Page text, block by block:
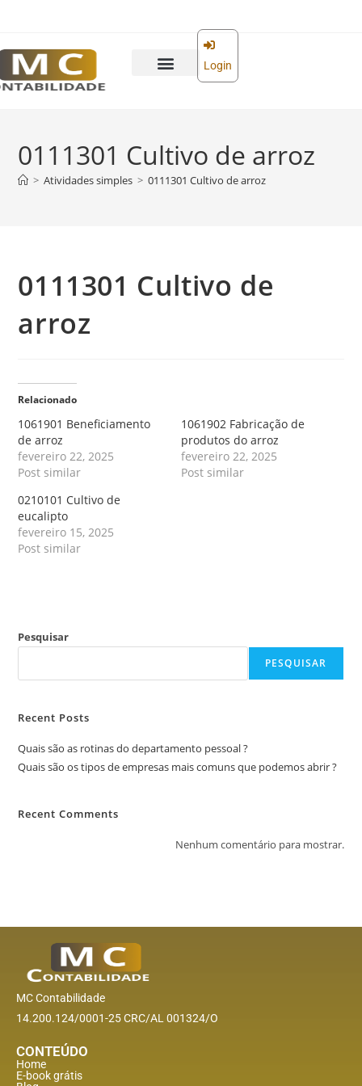
Login
0111301 Cultivo de arroz
> Atividades simples > 0111301 Cultivo de arroz
0111301 Cultivo de
arroz
Relacionado
1061901 Beneficiamento
de arroz
fevereiro 22, 2025
Post similar
1061902 Fabricação de
produtos do arroz
fevereiro 22, 2025
Post similar
0210101 Cultivo de
eucalipto
fevereiro 15, 2025
Post similar
Pesquisar
PESQUISAR
Recent Posts
Quais são as rotinas do departamento pessoal ?
Quais são os tipos de empresas mais comuns que podemos abrir ?
Recent Comments
Nenhum comentário para mostrar.
MC Contabilidade
14.200.124/0001-25 CRC/AL 001324/O
CONTEÚDO
Home
E-book grátis